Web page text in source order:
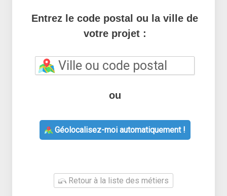
Entrez le code postal ou la ville de
votre projet :
ou
Géolocalisez-moi automatiquement !
Retour à la liste des métiers